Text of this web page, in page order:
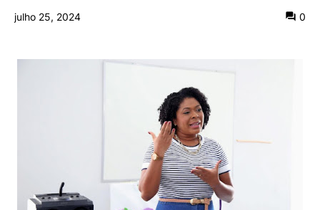
julho 25, 2024 0